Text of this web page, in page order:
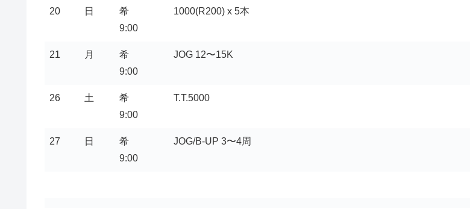
20 日
希
9:00
1000(R200) x 5本
21 月
希
9:00
JOG 12〜15K
26 土
希
9:00
T.T.5000
27 日
希
9:00
JOG/B-UP 3〜4周